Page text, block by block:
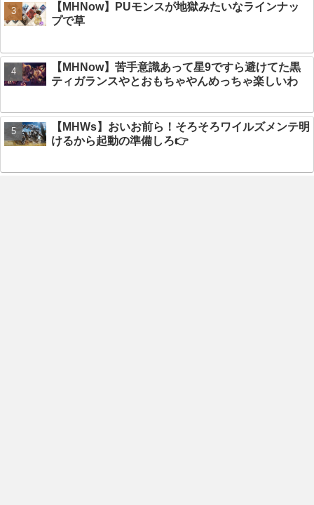
【MHNow】PUモンスが地獄みたいなラインナッ
プで草
【MHNow】苦手意識あって星9ですら避けてた黒
ティガランスやとおもちゃやんめっちゃ楽しいわ
【MHWs】おいお前ら！そろそろワイルズメンテ明
けるから起動の準備しろ👉